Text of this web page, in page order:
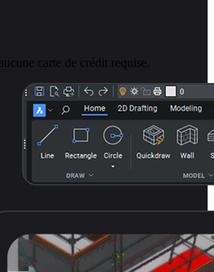
carte de crédit requise.